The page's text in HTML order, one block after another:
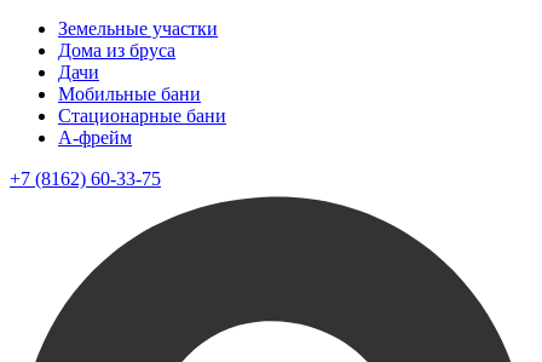
Земельные участки
Дома из бруса
Дачи
Мобильные бани
Стационарные бани
A-фрейм
+7 (8162) 60-33-75